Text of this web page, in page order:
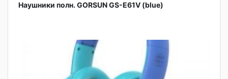
Наушники полн. GORSUN GS-E61V (blue)